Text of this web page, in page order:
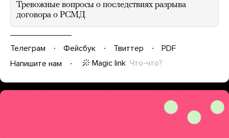
Тревожные вопросы о последствиях разрыва
договора о РСМД
Телеграм Фейсбук Твиттер
PDF
Напишите нам
Magic link Что-что?